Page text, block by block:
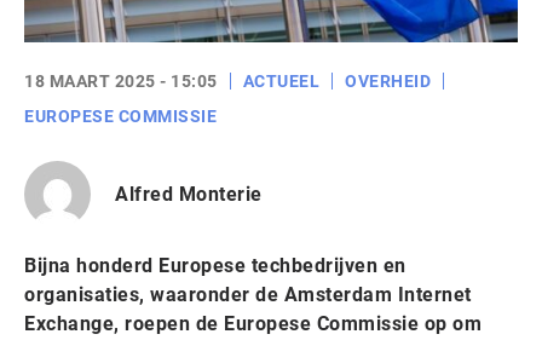
18 MAART 2025 - 15:05 ACTUEEL
OVERHEID
EUROPESE COMMISSIE
Alfred Monterie
Bijna honderd Europese techbedrijven en
organisaties, waaronder de Amsterdam Internet
Exchange, roepen de Europese Commissie op om